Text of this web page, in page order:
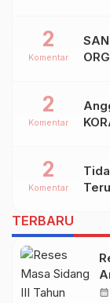
2
Komentar
2
Komentar
2
Komentar
TERBARU
calendar_month